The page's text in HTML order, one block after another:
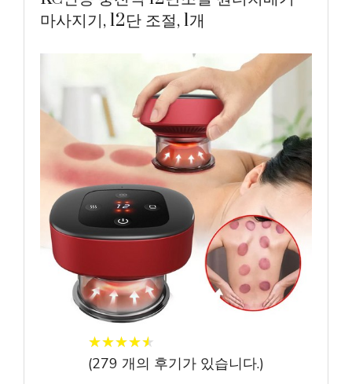
마사지기, 12단 조절, 1개
★★★★★
★★★★★
(279 개의 후기가 있습니다.)